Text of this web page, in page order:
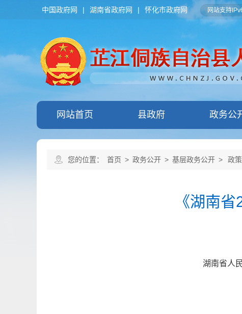
中国政府网 | 湖南省政府网 | 怀化市政府网 网站支持
网站首页 县政府 政务公
您的位置： 首页 > 政务公开 > 基层政务公开 > 政
《湖南
湖南省人